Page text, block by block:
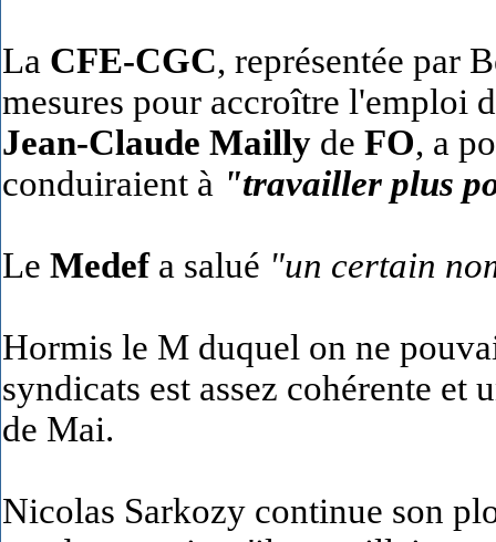
La CFE-CGC, représentée par
mesures pour accroître l'emploi
Jean-Claude Mailly de FO, a
conduiraient à "travailler plus
Le Medefa salué "un certain
Hormis le M duquel on ne
syndicats est assez cohérente
de Mai.
Nicolas Sarkozy continue son